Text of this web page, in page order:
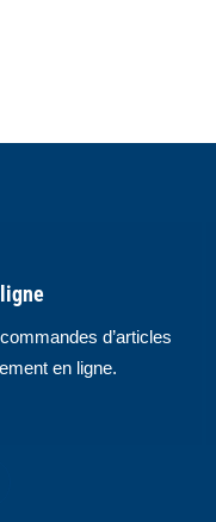
d’articles
en ligne.